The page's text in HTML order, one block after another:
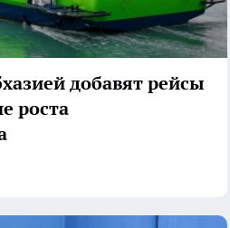
добавят рейсы
роста